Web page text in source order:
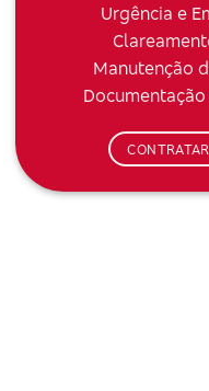
Urgência e
Manutenção